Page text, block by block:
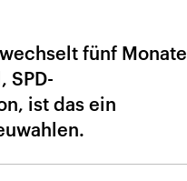
fünf Monate
SPD-
ist das ein